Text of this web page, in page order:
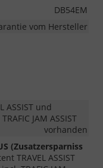
DB54EM
vom Hersteller
ASSIST und
JAM ASSIST
vorhanden
(Zusatzersparniss
TRAVEL ASSIST